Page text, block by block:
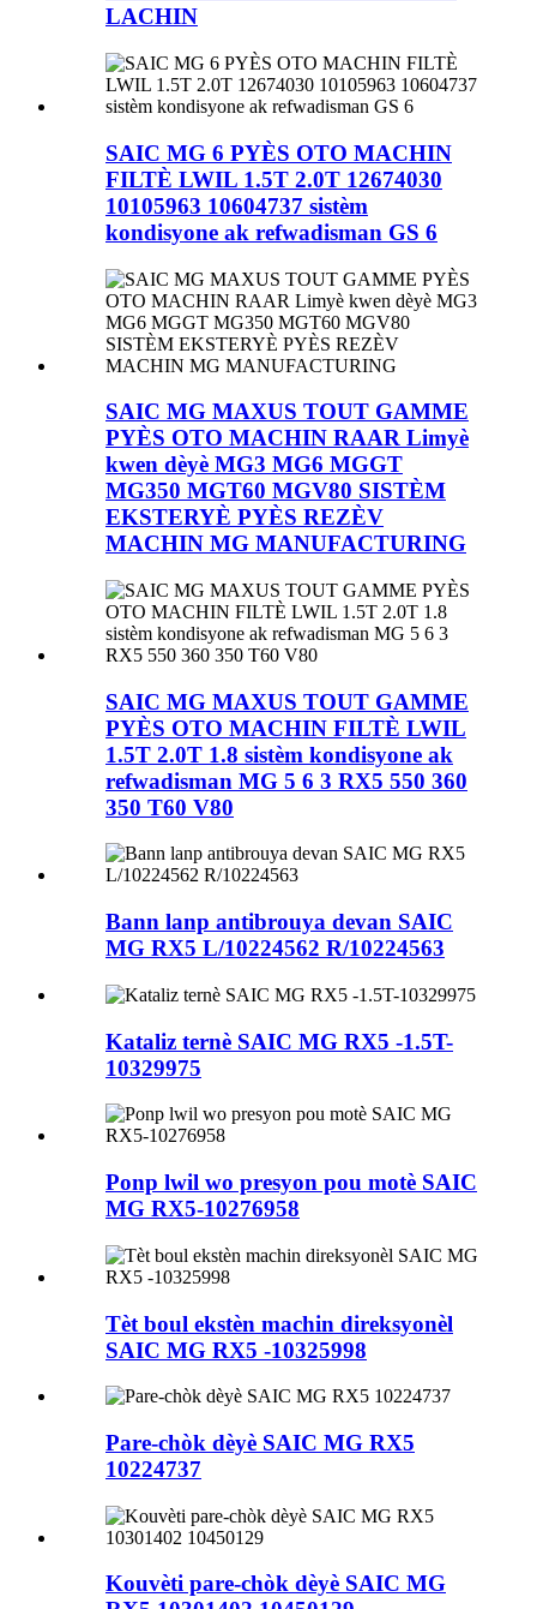
LACHIN
SAIC MG 6 PYÈS OTO MACHIN
FILTÈ LWIL 1.5T 2.0T 12674030
10105963 10604737 sistèm
kondisyone ak refwadisman GS 6
SAIC MG MAXUS TOUT GAMME
PYÈS OTO MACHIN RAAR Limyè
kwen dèyè MG3 MG6 MGGT
MG350 MGT60 MGV80 SISTÈM
EKSTERYÈ PYÈS REZÈV
MACHIN MG MANUFACTURING
SAIC MG MAXUS TOUT GAMME
PYÈS OTO MACHIN FILTÈ LWIL
1.5T 2.0T 1.8 sistèm kondisyone ak
refwadisman MG 5 6 3 RX5 550 360
350 T60 V80
Bann lanp antibrouya devan SAIC
MG RX5 L/10224562 R/10224563
Kataliz ternè SAIC MG RX5 -1.5T-
10329975
Ponp lwil wo presyon pou motè SAIC
MG RX5-10276958
Tèt boul ekstèn machin direksyonèl
SAIC MG RX5 -10325998
Pare-chòk dèyè SAIC MG RX5
10224737
Kouvèti pare-chòk dèyè SAIC MG